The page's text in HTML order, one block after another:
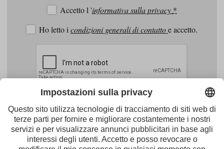
Accetto l 'informativa sulla privacy *
Ho letto i condizioni generali di contattoe accetto.
FacebookYoutubeInstagramPinterestFeed